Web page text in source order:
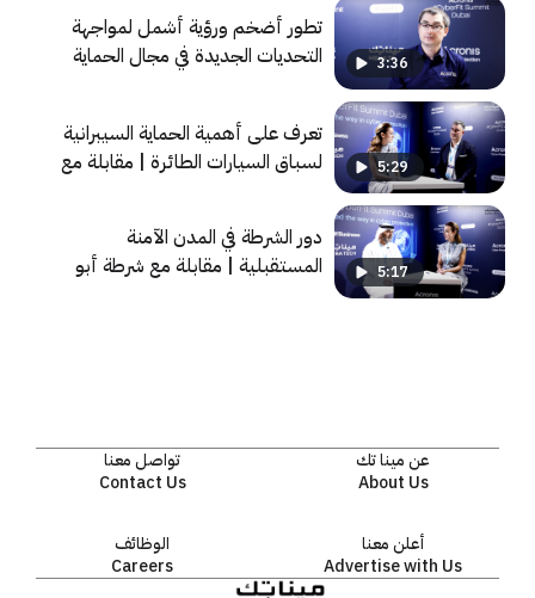
Acronis
3:36
تطور أضخم ورؤية أشمل لمواجهة
التحديات الجديدة في مجال الحماية
5:29
تعرف على أهمية الحماية السيبرانية
لسباق السيارات الطائرة | مقابلة مع
5:17
دور الشرطة في المدن الآمنة
المستقبلية | مقابلة مع شرطة أبو
عن مينا تك
About Us
تواصل معنا
Contact Us
أعلن معنا
Advertise with Us
الوظائف
Careers